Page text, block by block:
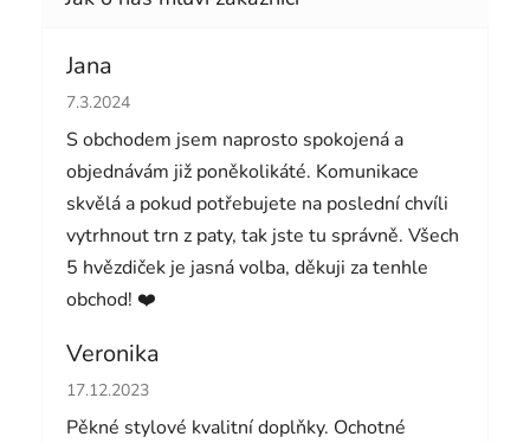
Jana
Hodnocení obchodu je 5 z 5 hvězdiček.
7.3.2024
S obchodem jsem naprosto spokojená a
objednávám již poněkolikáté. Komunikace
skvělá a pokud potřebujete na poslední chvíli
vytrhnout trn z paty, tak jste tu správně. Všech
5 hvězdiček je jasná volba, děkuji za tenhle
obchod! ❤️
Veronika
Hodnocení obchodu je 5 z 5 hvězdiček.
17.12.2023
Pěkné stylové kvalitní doplňky. Ochotné